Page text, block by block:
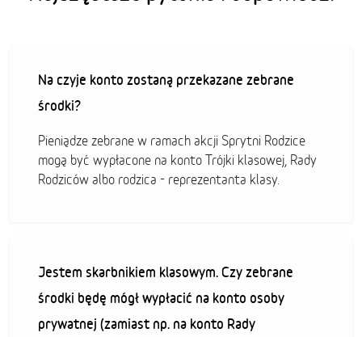
Na czyje konto zostaną przekazane zebrane
środki?
Pieniądze zebrane w ramach akcji Sprytni Rodzice
mogą być wypłacone na konto Trójki klasowej, Rady
Rodziców albo rodzica - reprezentanta klasy.
Jestem skarbnikiem klasowym. Czy zebrane
środki będę mógł wypłacić na konto osoby
prywatnej (zamiast np. na konto Rady